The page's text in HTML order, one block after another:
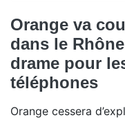
Orange va
dans le
drame pour
téléphones
Orange cessera